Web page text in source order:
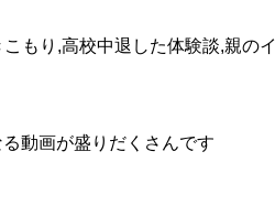
もり,高校中退した体験談,親のイ
動画が盛りだくさんです